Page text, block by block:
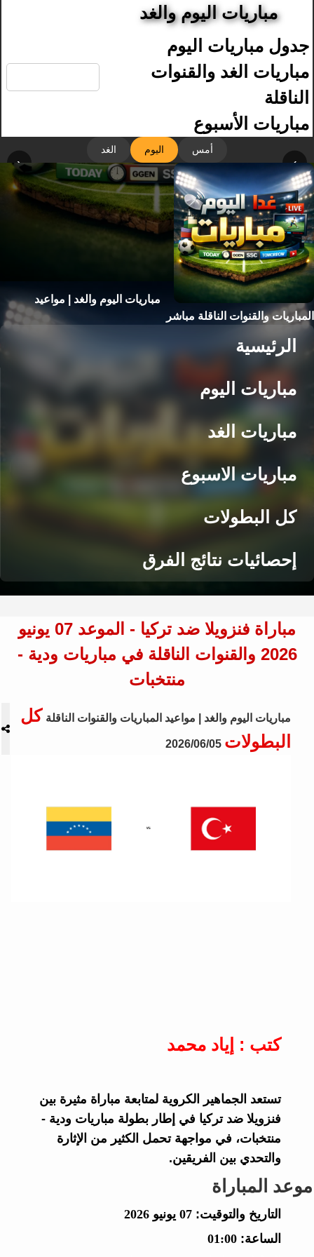
مباريات اليوم والغد
جدول مباريات اليوم
مباريات الغد والقنوات
الناقلة
مباريات الأسبوع
أمس اليوم الغد
‹ ›
مباريات اليوم والغد | مواعيد
المباريات والقنوات الناقلة مباشر
الرئيسية
مباريات اليوم
مباريات الغد
مباريات الاسبوع
كل البطولات
إحصائيات نتائج الفرق
مباراة فنزويلا ضد تركيا - الموعد 07 يونيو
2026 والقنوات الناقلة في مباريات ودية -
منتخبات
مباريات اليوم والغد | مواعيد المباريات والقنوات الناقلة كل
البطولات 2026/06/05
كتب : إياد محمد
تستعد الجماهير الكروية لمتابعة مباراة مثيرة بين
فنزويلا ضد تركيا في إطار بطولة مباريات ودية -
منتخبات، في مواجهة تحمل الكثير من الإثارة
والتحدي بين الفريقين.
موعد المباراة
التاريخ والتوقيت: 07 يونيو 2026
الساعة: 01:00